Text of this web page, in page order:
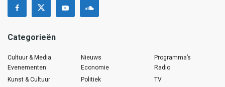
Categorieën
Cultuur & Media
Evenementen
Kunst & Cultuur
Nieuws
Economie
Politiek
Programma’s
Radio
TV